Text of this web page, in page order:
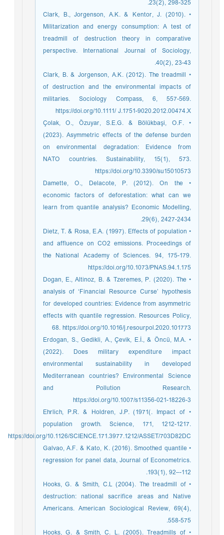
23(2), 298-325.
• Clark, B., Jorgenson, A.K. & Kentor, J. (2010).
Militarization and energy consumption: A test of
treadmill of destruction theory in comparative
perspective. International Journal of Sociology,
40(2), 23-43.
• Clark, B. & Jorgenson, A.K. (2012). The treadmill
of destruction and the environmental impacts of
militaries. Sociology Compass, 6, 557-569.
https://doi.org/10.1111/ J.1751-9020.2012.00474.X
• Çolak, O., Özuyar, S.E.G. & Bölükbaşi, O.F.
(2023). Asymmetric effects of the defense burden
on environmental degradation: Evidence from
NATO countries. Sustainability, 15(1), 573.
https://doi.org/10.3390/su15010573
• Damette, O., Delacote, P. (2012). On the
economic factors of deforestation: what can we
learn from quantile analysis? Economic Modelling,
29(6), 2427-2434.
• Dietz, T. & Rosa, E.A. (1997). Effects of population
and affluence on CO2 emissions. Proceedings of
the National Academy of Sciences. 94, 175-179.
https://doi.org/10.1073/PNAS.94.1.175
• Dogan, E., Altinoz, B. & Tzeremes, P. (2020). The
analysis of ‘Financial Resource Curse’ hypothesis
for developed countries: Evidence from asymmetric
effects with quantile regression. Resources Policy,
68. https://doi.org/10.1016/j.resourpol.2020.101773
• Erdogan, S., Gedikli, A., Çevik, E.İ., & Öncü, M.A.
(2022). Does military expenditure impact
environmental sustainability in developed
Mediterranean countries? Environmental Science
and Pollution Research.
https://doi.org/10.1007/s11356-021-18226-3
• Ehrlich, P.R. & Holdren, J.P. (1971(. Impact of
population growth. Science, 171, 1212-1217.
https://doi.org/10.1126/SCIENCE.171.3977.1212/ASSET/703D82DC
• Galvao, A.F. & Kato, K. (2016). Smoothed quantile
regression for panel data, Journal of Econometrics.
193(1), 92–-112.
• Hooks, G. & Smith, C.L (2004). The treadmill of
destruction: national sacrifice areas and Native
Americans. American Sociological Review, 69(4),
558-575.